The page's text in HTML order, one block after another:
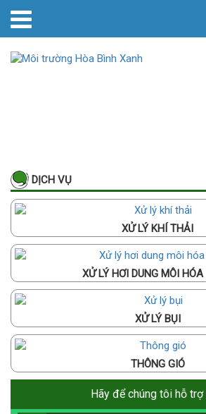
DỊCH VỤ
XỬ LÝ KHÍ THẢI
XỬ LÝ HƠI DUNG MÔI
XỬ LÝ BỤI
THÔNG GIÓ
Hãy để chúng tôi hỗ trợ